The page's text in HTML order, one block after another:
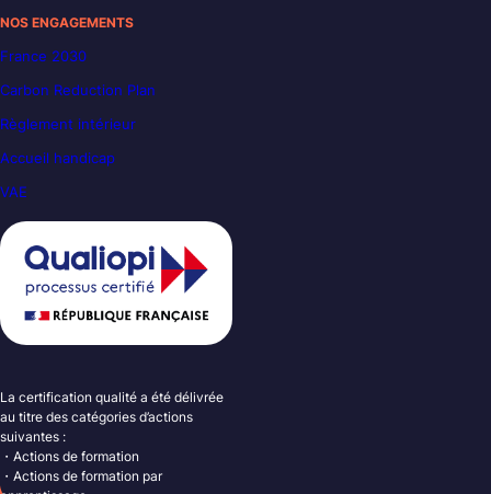
NOS ENGAGEMENTS
France 2030
Carbon Reduction Plan
Règlement intérieur
Accueil handicap
VAE
La certification qualité a été délivrée
au titre des catégories d’actions
suivantes :
・Actions de formation
・Actions de formation par